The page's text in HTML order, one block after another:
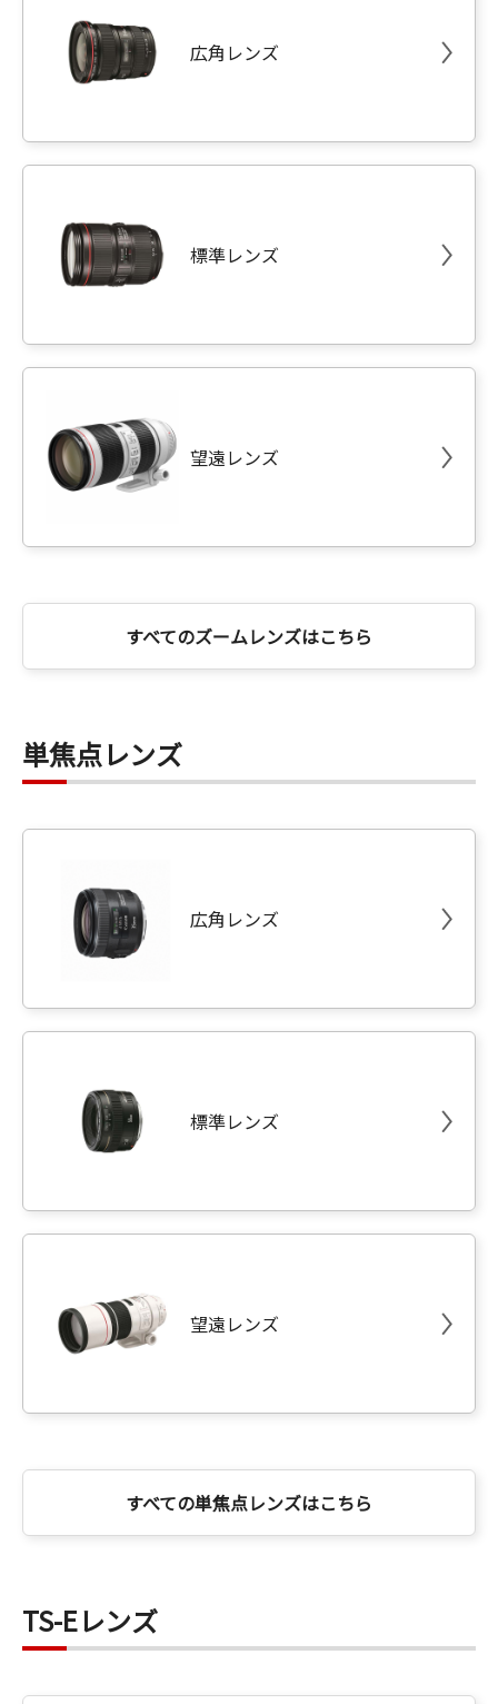
広角レンズ
標準レンズ
望遠レンズ
すべてのズームレンズはこちら
単焦点レンズ
広角レンズ
標準レンズ
望遠レンズ
すべての単焦点レンズはこちら
TS-Eレンズ